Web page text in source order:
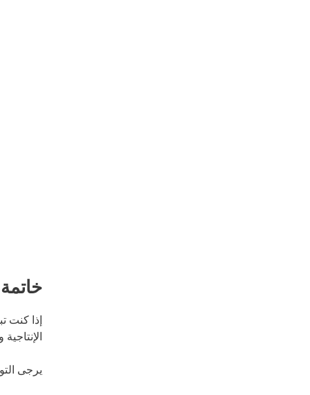
خاتمة
إذا كنت
يرجى